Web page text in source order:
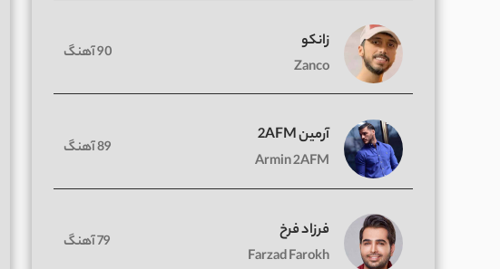
زانکو
Zanco
90 آهنگ
آرمین 2AFM
Armin 2AFM
89 آهنگ
فرزاد فرخ
Farzad Farokh
79 آهنگ